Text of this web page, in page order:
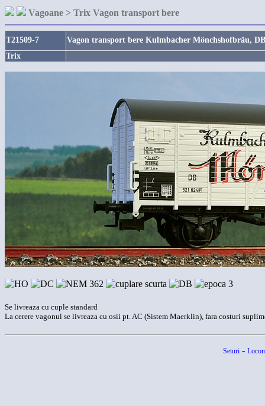
Vagoane > Trix Vagon transport bere
T21509-7
Vagon transport bere Kulmbacher Mönchshofbräu,
Trix
Se livreaza cu cuple standard
La cerere vagonul se livreaza cu osii pt. AC (Sistem Maerklin), fara costuri
Seturi -